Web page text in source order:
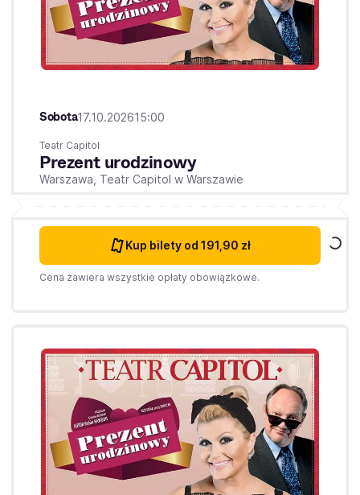
Sobota17.10.202615:00
Teatr Capitol
Prezent urodzinowy
Warszawa, Teatr Capitol w Warszawie
Kup bilety od 191,90 zł
Cena zawiera wszystkie opłaty obowiązkowe.